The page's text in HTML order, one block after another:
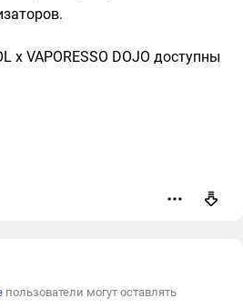
x VAPORESSO DOJO доступны
пользователи могут оставлять